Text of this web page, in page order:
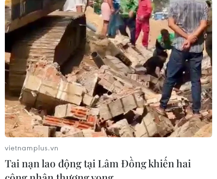
#Khủng bố quốc tế #Osama bin Laden
#Mark Esper
vietnamplus.vn
Tai nạn lao động tại Lâm Đồng khiến hai